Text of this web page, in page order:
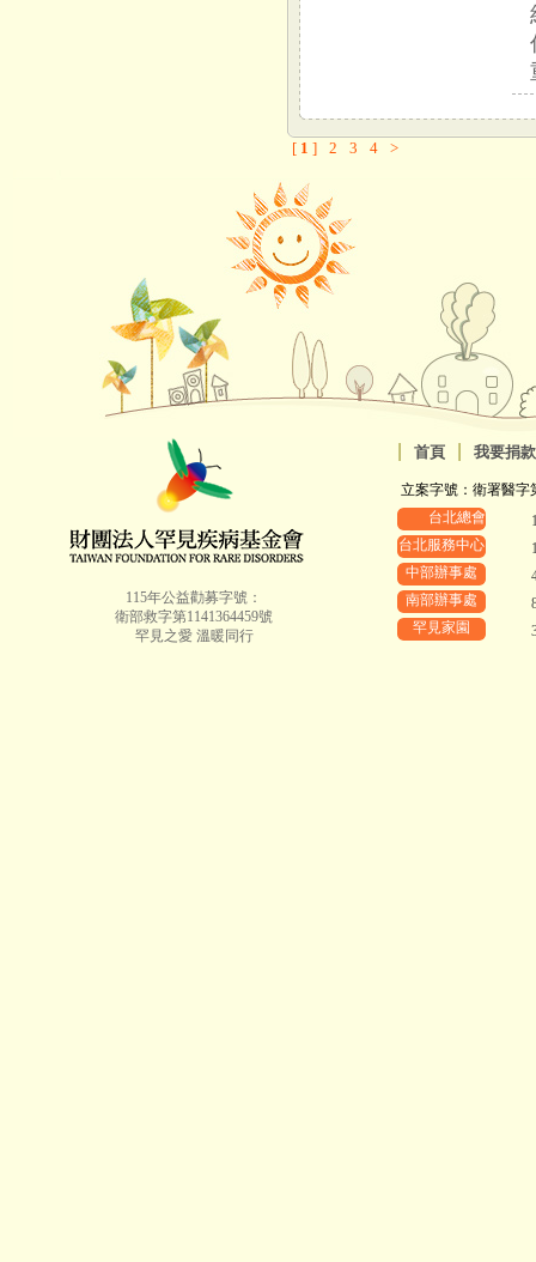
[ 1 ] 2 3 4 >
115年公益勸募字號：
衛部救字第1141364459號
罕見之愛 溫暖同行
首頁 我要捐款
立案字號：衛署醫字
台北總會
台北服務中心
中部辦事處
南部辦事處
罕見家園